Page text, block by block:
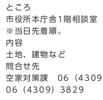
ところ
市役所本庁舎1階相談室
※当日先着順。
内容
土地、建物など
問合せ先
空家対策課 06（4309
06（4309）3829